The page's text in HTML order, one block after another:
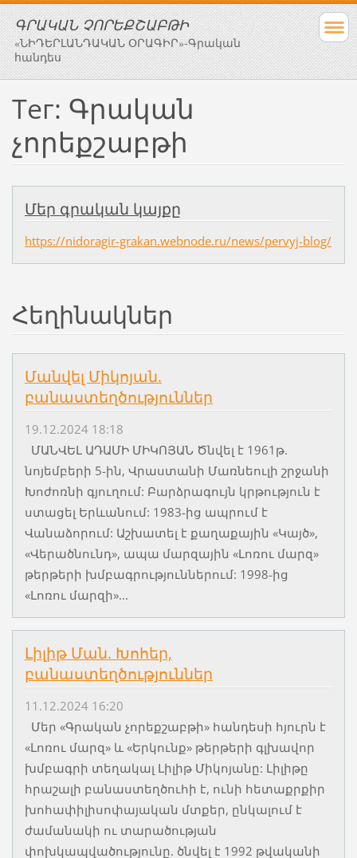
ԳՐԱԿԱՆ ՉՈՐԵՔՇԱԲԹԻ
«ՆԻԴԵՐԼԱՆԴԱԿԱՆ ՕՐԱԳԻՐ»-Գրական
հանդես
Тег: Գրական
չորեքշաբթի
Մեր գրական կայքը
https://nidoragir-grakan.webnode.ru/news/pervyj-blog/
Հեղինակներ
Մանվել Միկոյան.
բանաստեղծություններ
19.12.2024 18:18
ՄԱՆՎԵԼ ԱԴԱՄԻ ՄԻԿՈՅԱՆ Ծնվել է 1961թ.
նոյեմբերի 5-ին, Վրաստանի Մառնեուլի շրջանի
Խոժոռնի գյուղում: Բարձրագույն կրթություն է
ստացել Երևանում: 1983-ից ապրում է
Վանաձորում: Աշխատել է քաղաքային «Կայծ»,
«Վերածնունդ», ապա մարզային «Լոռու մարզ»
թերթերի խմբագրություններում: 1998-ից
«Լոռու մարզի»...
Լիլիթ Ման. Խոհեր,
բանաստեղծություններ
11.12.2024 16:20
Մեր «Գրական չորեքշաբթի» հանդեսի հյուրն է
«Լոռու մարզ» և «Երկունք» թերթերի գլխավոր
խմբագրի տեղակալ Լիլիթ Միկոյանը: Լիլիթը
հրաշալի բանաստեղծուհի է, ունի հետաքրքիր
խոհափիլիսոփայական մտքեր, ընկալում է
ժամանակի ու տարածության
փոխկապվածությունը. ծնվել է 1992 թվականի